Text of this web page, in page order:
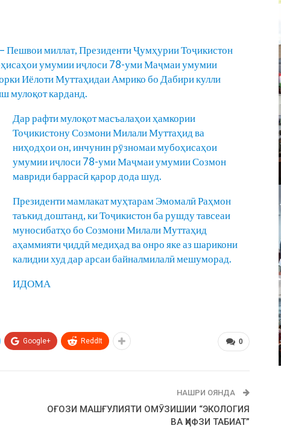
Пешвои миллат, Президенти Ҷумҳурии Тоҷикистон
умумии иҷлоси 78-уми Маҷмаи умумии
Иёлоти Муттаҳидаи Амрико бо Дабири кулли
мулоқот карданд.
Дар рафти мулоқот масъалаҳои ҳамкории
Тоҷикистону Созмони Милали Муттаҳид ва
ниҳодҳои он, инчунин рӯзномаи мубоҳисаҳои
умумии иҷлоси 78-уми Маҷмаи умумии Созмон
мавриди баррасӣ қарор дода шуд.
Президенти мамлакат муҳтарам Эмомалӣ Раҳмон
таъкид доштанд, ки Тоҷикистон ба рушду тавсеаи
муносибатҳо бо Созмони Милали Муттаҳид
аҳаммияти ҷиддӣ медиҳад ва онро яке аз шарикони
калидии худ дар арсаи байналмилалӣ мешуморад.
ИДОМА
0
Google+ ReddIt
НАШРИ ОЯНДА
ОҒОЗИ МАШҒУЛИЯТИ ОМӮЗИШИИ “ЭКОЛОГИЯ
ВА ҲИФЗИ ТАБИАТ”